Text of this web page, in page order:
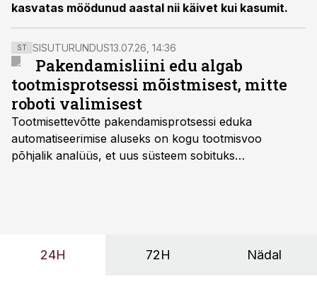
kasvatas möödunud aastal nii käivet kui kasumit.
ST SISUTURUNDUS13.07.26, 14:36
Pakendamisliini edu algab
tootmisprotsessi mõistmisest, mitte
roboti valimisest
Tootmisettevõtte pakendamisprotsessi eduka
automatiseerimise aluseks on kogu tootmisvoo
põhjalik analüüs, et uus süsteem sobituks
OÜ tegevjuht Sander Mitendorf.
24H 72H Nädal